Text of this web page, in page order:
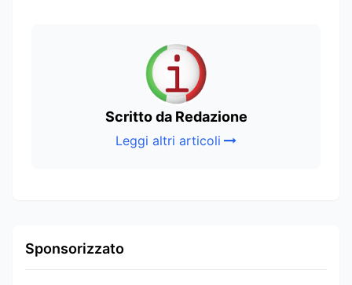
Scritto da Redazione
Leggi altri articoli
Sponsorizzato